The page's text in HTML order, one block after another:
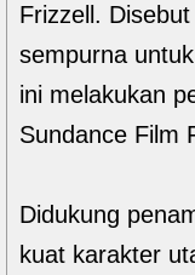
Frizzell.
sempurna
ini melakukan
Sundance Film
Didukung
kuat karakter